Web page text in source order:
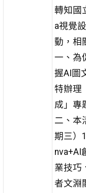
轉知國
a視覺
動，相
一、為
握AI圖
特辦理
成」專
二、本
期三）
nva+AI
業技巧
者文淵